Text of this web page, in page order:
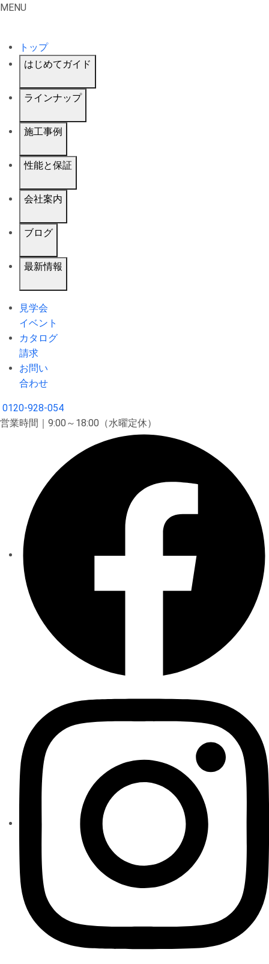
MENU
トップ
はじめてガイド
ラインナップ
施工事例
性能と保証
会社案内
ブログ
最新情報
見学会
イベント
カタログ
請求
お問い
合わせ
0120-928-054
営業時間｜9:00～18:00（水曜定休）